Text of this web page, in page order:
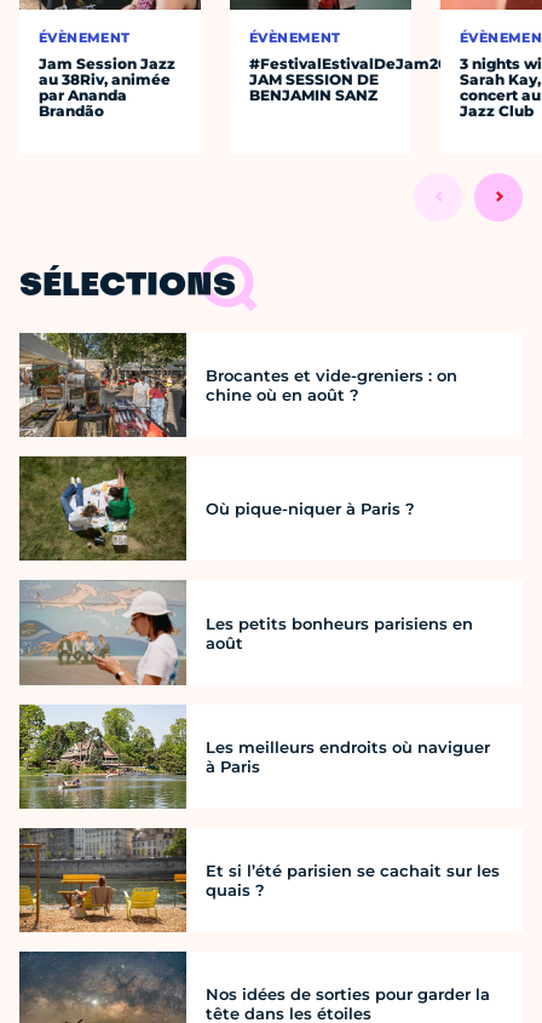
ÉVÈNEMENT
Jam Session Jazz
au 38Riv, animée
par Ananda
Brandão
ÉVÈNEMENT
#FestivalEstivalDeJam2026
JAM SESSION DE
BENJAMIN SANZ
3 nights
Sarah
concert
Jazz Club
SÉLECTIONS
Brocantes et vide-greniers : on
chine où en août ?
Où pique-niquer à Paris ?
Les petits bonheurs parisiens en
août
Les meilleurs endroits où naviguer
à Paris
Et si l’été parisien se cachait sur les
quais ?
Nos idées de sorties pour garder la
tête dans les étoiles